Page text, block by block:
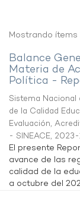
Mostrando ítems
Balance
Materia de
Política -
Sistema
de la Calidad
Evaluación,
- SINEACE,
El presente
avance de las
calidad de la
a octubre del